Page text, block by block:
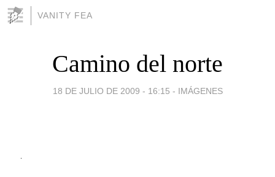
VANITY FEA
Camino del norte
18 DE JULIO DE 2009 - 16:15 - IMÁGENES